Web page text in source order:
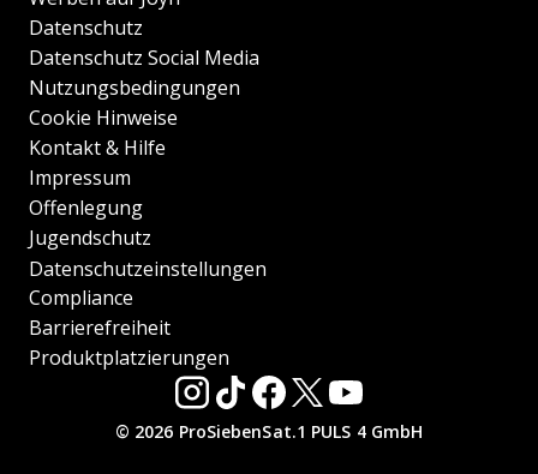
Datenschutz
Datenschutz Social Media
Nutzungsbedingungen
Cookie Hinweise
Kontakt & Hilfe
Impressum
Offenlegung
Jugendschutz
Datenschutzeinstellungen
Compliance
Barrierefreiheit
Produktplatzierungen
© 2026 ProSiebenSat.1 PULS 4 GmbH